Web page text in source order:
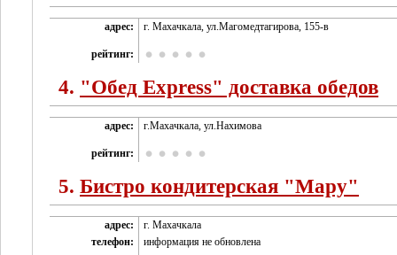
адрес: г. Махачкала, ул.Магомедтагирова, 155-в
рейтинг:
4. "Обед Express" доставка обедов
адрес: г.Махачкала, ул.Нахимова
рейтинг:
5. Бистро кондитерская "Мару"
адрес:
г. Махачкала
телефон:
информация не обновлена